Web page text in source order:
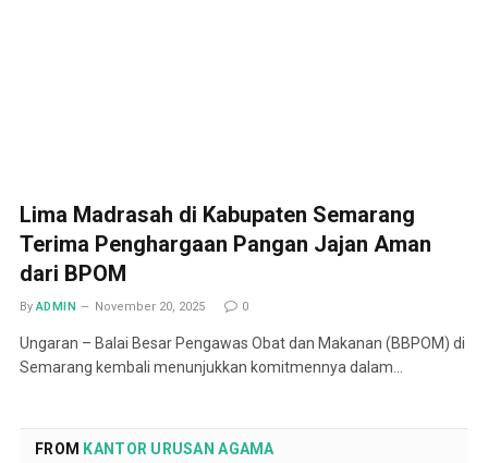
Lima Madrasah di Kabupaten Semarang
Terima Penghargaan Pangan Jajan Aman
dari BPOM
By ADMIN November 20, 2025 0
Ungaran – Balai Besar Pengawas Obat dan Makanan (BBPOM) di
Semarang kembali menunjukkan komitmennya dalam…
FROM KANTOR URUSAN AGAMA